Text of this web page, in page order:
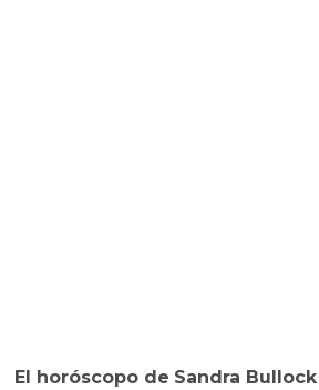
El horóscopo de Sandra Bullock